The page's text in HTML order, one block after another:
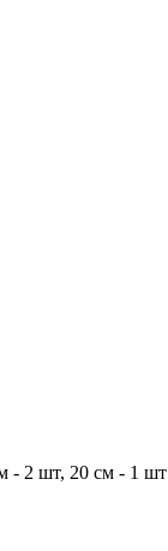
- 2 шт, 20 см - 1 шт